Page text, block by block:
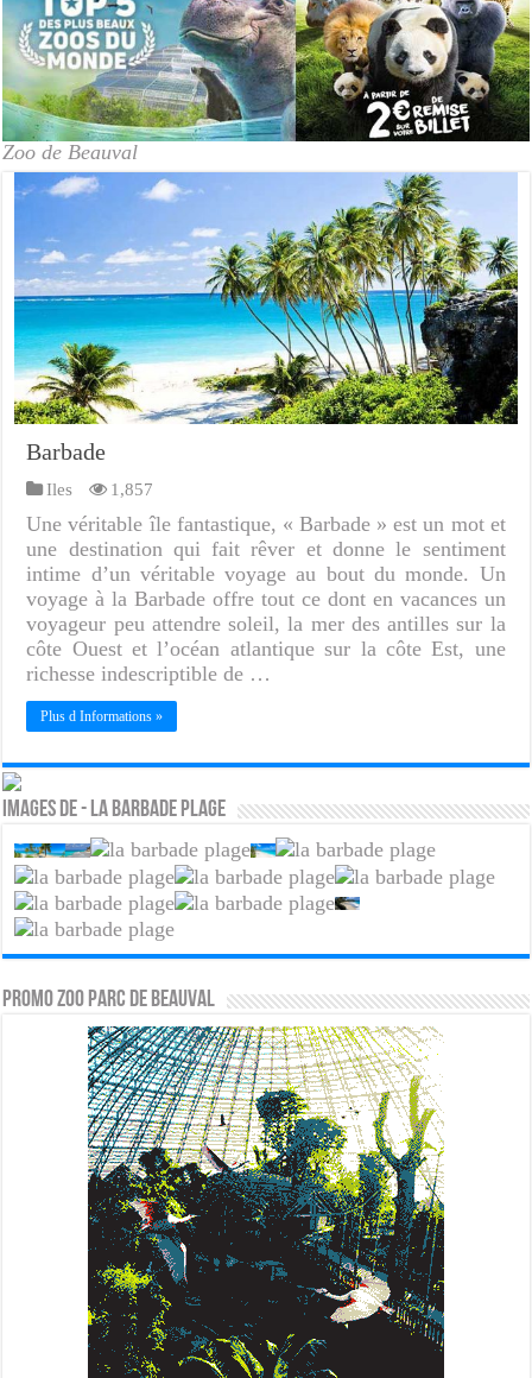
Zoo de Beauval
Barbade
Iles 1,857
Une véritable île fantastique, « Barbade » est un mot et
une destination qui fait rêver et donne le sentiment
intime d’un véritable voyage au bout du monde. Un
voyage à la Barbade offre tout ce dont en vacances un
voyageur peu attendre soleil, la mer des antilles sur la
côte Ouest et l’océan atlantique sur la côte Est, une
richesse indescriptible de …
Plus d Informations »
Images de - La barbade plage
PROMO ZOO PARC DE BEAUVAL